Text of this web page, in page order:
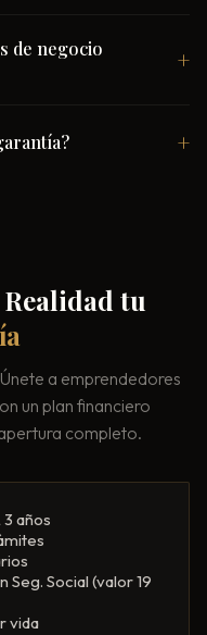
de negocio
tu
a emprendedores
un plan financiero
completo.
años
Seg. Social (valor 19
vida